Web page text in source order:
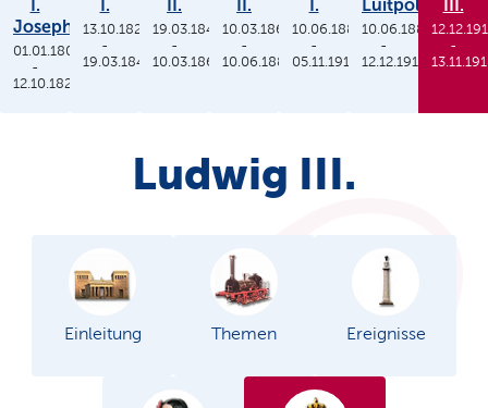
I.
Joseph
01.01.1806
-
12.10.1825
I.
13.10.1825
-
19.03.1848
II.
19.03.1848
-
10.03.1864
II.
10.03.1864
-
10.06.1886
I.
10.06.1886
-
05.11.1913
Luitpold
10.06.1886
-
12.12.1912
III.
-
Ludwig III.
Einleitung Themen Ereignisse